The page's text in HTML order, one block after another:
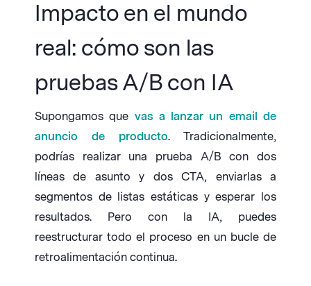
Impacto en el mundo
real: cómo son las
pruebas A/B con IA
Supongamos que vas a lanzar un email de
anuncio de producto. Tradicionalmente,
podrías realizar una prueba A/B con dos
líneas de asunto y dos CTA, enviarlas a
segmentos de listas estáticas y esperar los
resultados. Pero con la IA, puedes
reestructurar todo el proceso en un bucle de
retroalimentación continua.